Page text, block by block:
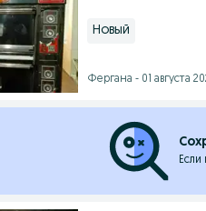
Новый
Фергана - 01 августа